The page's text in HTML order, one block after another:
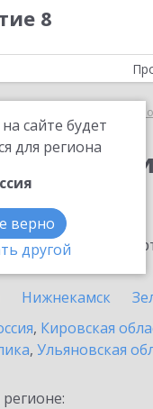
8
сайте будет
для региона
верно
другой
1С:Прогнозирование
Нижнекамск
, Кировская
, Ульяновская